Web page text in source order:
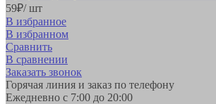
59₽/ шт
В избранное
В избранном
Сравнить
В сравнении
Заказать звонок
Горячая линия и заказ по телефону
Ежедневно с 7:00 до 20:00